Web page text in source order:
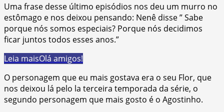
Uma frase desse último episódios nos deu um murro no
estômago e nos deixou pensando: Nenê disse ” Sabe
porque nós somos especiais? Porque nós decidimos
ficar juntos todos esses anos.”
Leia maisOlá amigos!
O personagem que eu mais gostava era o seu Flor, que
nos deixou lá pelo la terceira temporada da série, o
segundo personagem que mais gosto é o Agostinho.